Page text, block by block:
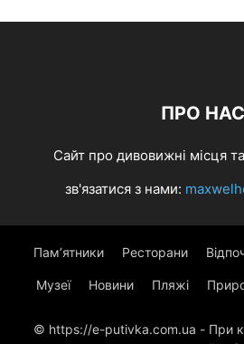
ПРО НАС
Сайт про дивовижні місця
зв'язатися з нами:
Пам’ятники Ресторани
Музеї Новини Пляжі
© https://e-putivka.com.ua - При